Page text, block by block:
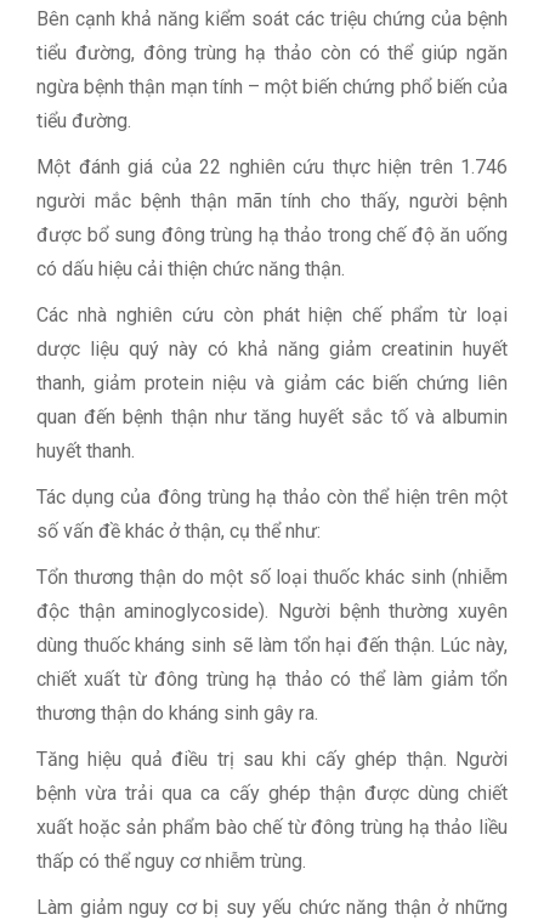
Bên cạnh khả năng kiểm soát các triệu chứng của bệnh
tiểu đường, đông trùng hạ thảo còn có thể giúp ngăn
ngừa bệnh thận mạn tính – một biến chứng phổ biến của
tiểu đường.
Một đánh giá của 22 nghiên cứu thực hiện trên 1.746
người mắc bệnh thận mãn tính cho thấy, người bệnh
được bổ sung đông trùng hạ thảo trong chế độ ăn uống
có dấu hiệu cải thiện chức năng thận.
Các nhà nghiên cứu còn phát hiện chế phẩm từ loại
dược liệu quý này có khả năng giảm creatinin huyết
thanh, giảm protein niệu và giảm các biến chứng liên
quan đến bệnh thận như tăng huyết sắc tố và albumin
huyết thanh.
Tác dụng của đông trùng hạ thảo còn thể hiện trên một
số vấn đề khác ở thận, cụ thể như:
Tổn thương thận do một số loại thuốc khác sinh (nhiễm
độc thận aminoglycoside). Người bệnh thường xuyên
dùng thuốc kháng sinh sẽ làm tổn hại đến thận. Lúc này,
chiết xuất từ đông trùng hạ thảo có thể làm giảm tổn
thương thận do kháng sinh gây ra.
Tăng hiệu quả điều trị sau khi cấy ghép thận. Người
bệnh vừa trải qua ca cấy ghép thận được dùng chiết
xuất hoặc sản phẩm bào chế từ đông trùng hạ thảo liều
thấp có thể nguy cơ nhiễm trùng.
Làm giảm nguy cơ bị suy yếu chức năng thận ở những